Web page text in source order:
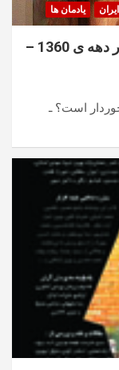
یادمان ها
پنج پرسش آرش از زندانيانِ سياسي در دهه ی 1360 –
برخوردار است؟ ـ